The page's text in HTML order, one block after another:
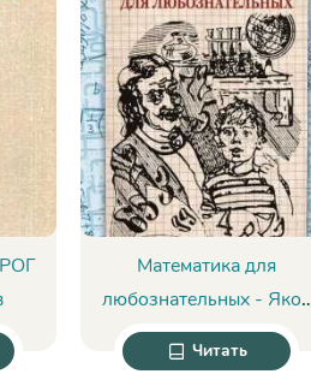
Математика для
любознательных - Яков
Перельман
Читать